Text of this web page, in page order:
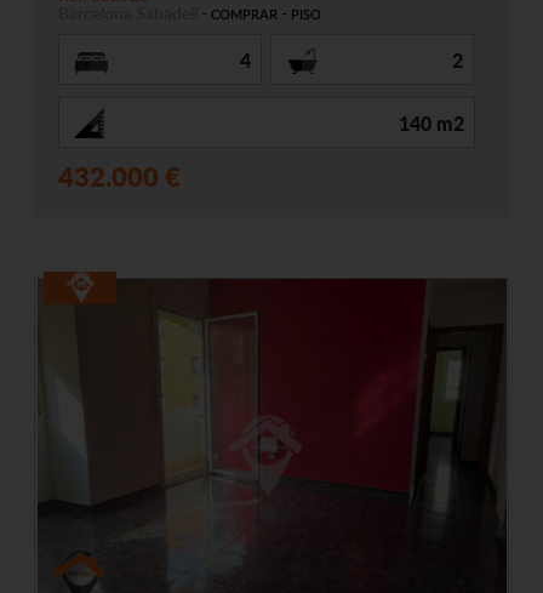
- COMPRAR - PISO
4 2
140 m2
432.000 €